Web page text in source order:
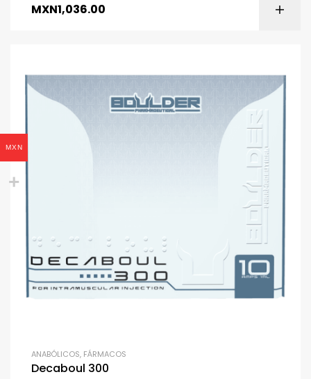
MXN1,036.00
ANABÓLICOS, FÁRMACOS
Decaboul 300
MXN